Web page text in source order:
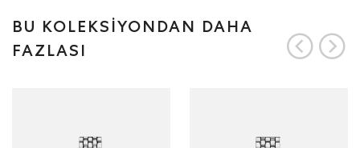
BU KOLEKSİYONDAN DAHA
FAZLASI